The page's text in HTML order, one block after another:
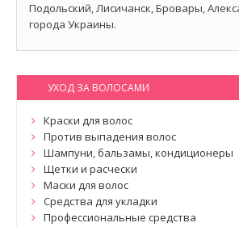
Подольский, Лисичанск, Бровары,
города Украины.
УХОД ЗА ВОЛОСАМИ
Краски для волос
Против выпадения волос
Шампуни, бальзамы, кондиционеры
Щетки и расчески
Маски для волос
Средства для укладки
Профессиональные средства